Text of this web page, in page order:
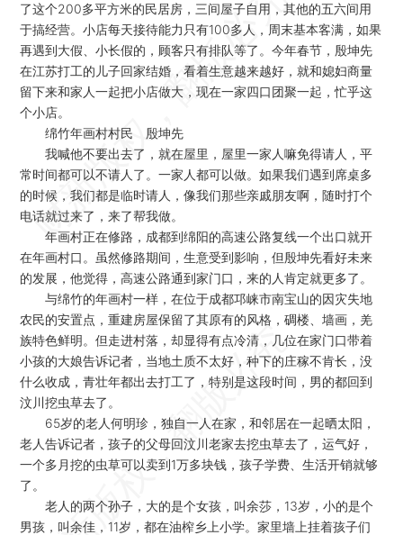
了这个200多平方米的民居房，三间屋子自用，其他的五六间用
于搞经营。小店每天接待能力只有100多人，周末基本客满，如果
再遇到大假、小长假的，顾客只有排队等了。今年春节，殷坤先
在江苏打工的儿子回家结婚，看着生意越来越好，就和媳妇商量
留下来和家人一起把小店做大，现在一家四口团聚一起，忙乎这
个小店。
绵竹年画村村民 殷坤先
我喊他不要出去了，就在屋里，屋里一家人嘛免得请人，平
常时间都可以不请人了。一家人都可以做。如果我们遇到席桌多
的时候，我们都是临时请人，像我们那些亲戚朋友啊，随时打个
电话就过来了，来了帮我做。
年画村正在修路，成都到绵阳的高速公路复线一个出口就开
在年画村口。虽然修路期间，生意受到影响，但殷坤先看好未来
的发展，他觉得，高速公路通到家门口，来的人肯定就更多了。
与绵竹的年画村一样，在位于成都邛崃市南宝山的因灾失地
农民的安置点，重建房屋保留了其原有的风格，碉楼、墙画，羌
族特色鲜明。但走进村落，却显得有点冷清，几位在家门口带着
小孩的大娘告诉记者，当地土质不太好，种下的庄稼不肯长，没
什么收成，青壮年都出去打工了，特别是这段时间，男的都回到
汶川挖虫草去了。
65岁的老人何明珍，独自一人在家，和邻居在一起晒太阳，
老人告诉记者，孩子的父母回汶川老家去挖虫草去了，运气好，
一个多月挖的虫草可以卖到1万多块钱，孩子学费、生活开销就够
了。
老人的两个孙子，大的是个女孩，叫余莎，13岁，小的是个
男孩，叫余佳，11岁，都在油榨乡上小学。家里墙上挂着孩子们